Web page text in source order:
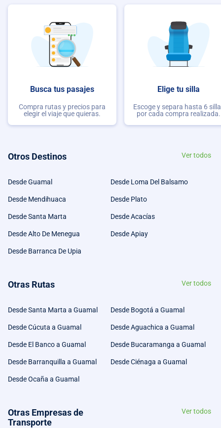
Busca tus pasajes
Compra rutas y precios para
elegir el viaje que quieras.
Elige tu silla
Escoge y separa hasta 6
por cada compra realizada.
Otros Destinos Ver todos
Desde Guamal Desde Loma Del Balsamo
Desde Mendihuaca Desde Plato
Desde Santa Marta Desde Acacías
Desde Alto De Menegua Desde Apiay
Desde Barranca De Upia
Otras Rutas Ver todos
Desde Santa Marta a Guamal Desde Bogotá a Guamal
Desde Cúcuta a Guamal Desde Aguachica a Guamal
Desde El Banco a Guamal Desde Bucaramanga a Guamal
Desde Barranquilla a Guamal Desde Ciénaga a Guamal
Desde Ocaña a Guamal
Otras Empresas de
Transporte
Ver todos